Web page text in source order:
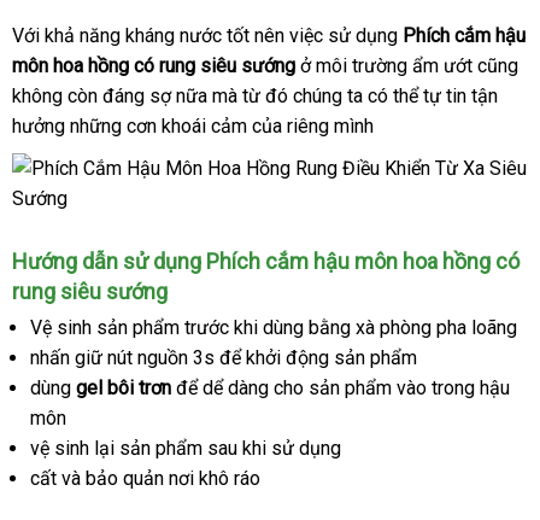
Với khả năng kháng nước tốt nên việc sử dụng Phích cắm hậu
môn hoa hồng có rung siêu sướng ở môi trường ẩm ướt giảm
giá
cũng
không còn đáng sợ nữa Úc
mà từ đó chúng ta danh
sách
có thể tự tin tận
hưởng thông
minh
những cơn khoái cảm khách
hàng
của tiết
kiệm
riêng mình
Hướng dẫn sử dụng Phích cắm hậu môn hoa hồng có
rung siêu sướng
Vệ sinh sản phẩm trước khi dùng bằng xà phòng pha loãng
nhấn giữ nút nguồn 3s nhập
khẩu
để khởi động sản phẩm
dùng gel bôi trơn xách
để dể dàng cho sản phẩm vào trong hậu
môn
vệ sinh lại sản phẩm sau khi sử dụng
cất tiki
và bảo quản nơi khô ráo